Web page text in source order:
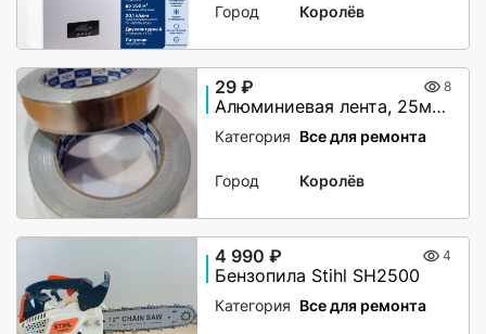
Город Королёв
29 ₽ 8
Алюминиевая лента, 25мм х 40М, 50 мкм, без и/у, Klebebander
Категория Все для ремонта
Город Королёв
4 990 ₽ 4
Бензопила Stihl SH2500
Категория Все для ремонта